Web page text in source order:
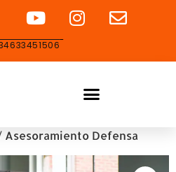
Asesoramiento Defensa